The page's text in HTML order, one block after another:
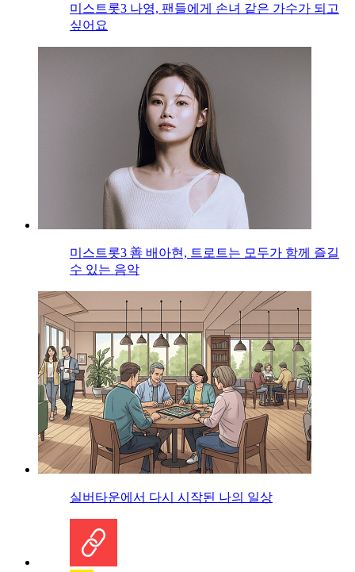
미스트롯3 나영, 팬들에게 손녀 같은 가수가 되고
싶어요
미스트롯3 善 배아현, 트로트는 모두가 함께 즐길
수 있는 음악
실버타운에서 다시 시작된 나의 일상